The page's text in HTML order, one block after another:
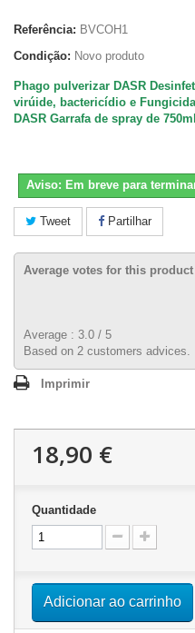
Referência: BVCOH1
Condição: Novo produto
Phago pulverizar DASR
virúide, bactericídio e
DASR Garrafa de spray de 750ml
Aviso: Em breve para
Tweet Partilhar
Average votes for this product
Average : 3.0 / 5
Based on 2 customers advices.
Imprimir
18,90 €
Quantidade
Adicionar ao carrinho